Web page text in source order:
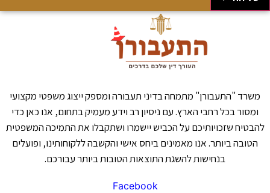
משרד "התעבורן" מתמחה בדיני תעבורה ומספק ייצוג משפטי מקצועי
ומסור בכל רחבי הארץ. עם ניסיון רב וידע מעמיק בתחום, אנו כאן כדי
להבטיח שזכויותיכם על הכביש יישמרו ושתקבלו את התמיכה המשפטית
הטובה ביותר. אנו מאמינים ביחס אישי והקשבה ללקוחותינו, ופועלים
בנחישות להשגת התוצאות הטובות ביותר עבורכם.
Facebook